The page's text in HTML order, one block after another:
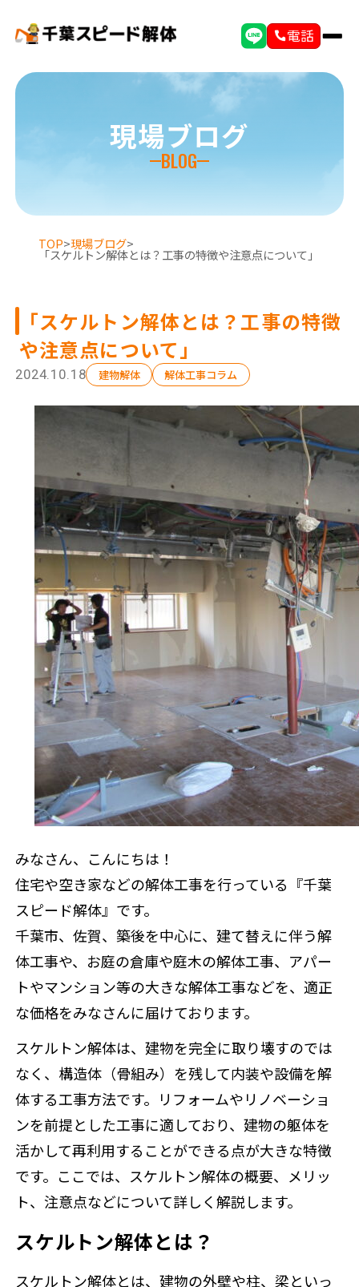
電話
選ばれる理由
解体工事の流れ
会社概要
施工事例
現場ブログ
補助金情報
来店予約
現場ブログ
BLOG
TOP>現場ブログ>
「スケルトン解体とは？工事の特徴や注意点について」
「スケルトン解体とは？工事の特徴
や注意点について」
2024.10.18 建物解体 解体工事コラム
みなさん、こんにちは！
住宅や空き家などの解体工事を行っている『千葉
スピード解体』です。
千葉市、佐賀、築後を中心に、建て替えに伴う解
体工事や、お庭の倉庫や庭木の解体工事、アパー
トやマンション等の大きな解体工事などを、適正
な価格をみなさんに届けております。
スケルトン解体は、建物を完全に取り壊すのでは
なく、構造体（骨組み）を残して内装や設備を解
体する工事方法です。リフォームやリノベーショ
ンを前提とした工事に適しており、建物の躯体を
活かして再利用することができる点が大きな特徴
です。ここでは、スケルトン解体の概要、メリッ
ト、注意点などについて詳しく解説します。
スケルトン解体とは？
スケルトン解体とは、建物の外壁や柱、梁といっ